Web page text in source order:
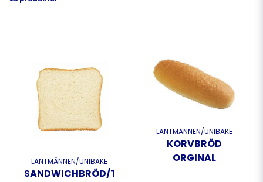
LANTMÄNNEN/UNIBAKE
SANDWICHBRÖD/TOASTBRÖD
LANTMÄNNEN/UNIBAKE
KORVBRÖD
ORGINAL